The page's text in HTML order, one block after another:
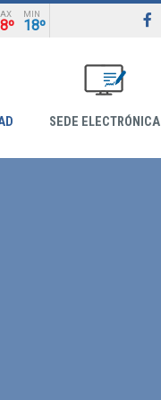
MIN
18º
SEDE ELECTRÓNICA